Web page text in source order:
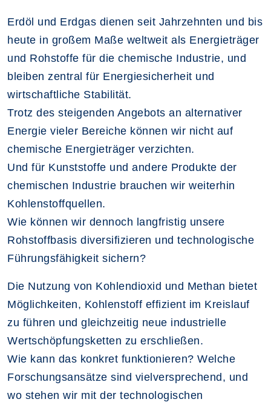
Erdöl und Erdgas dienen seit Jahrzehnten und bis
heute in großem Maße weltweit als Energieträger
und Rohstoffe für die chemische Industrie, und
bleiben zentral für Energiesicherheit und
wirtschaftliche Stabilität.
Trotz des steigenden Angebots an alternativer
Energie vieler Bereiche können wir nicht auf
chemische Energieträger verzichten.
Und für Kunststoffe und andere Produkte der
chemischen Industrie brauchen wir weiterhin
Kohlenstoffquellen.
Wie können wir dennoch langfristig unsere
Rohstoffbasis diversifizieren und technologische
Führungsfähigkeit sichern?
Die Nutzung von Kohlendioxid und Methan bietet
Möglichkeiten, Kohlenstoff effizient im Kreislauf
zu führen und gleichzeitig neue industrielle
Wertschöpfungsketten zu erschließen.
Wie kann das konkret funktionieren? Welche
Forschungsansätze sind vielversprechend, und
wo stehen wir mit der technologischen